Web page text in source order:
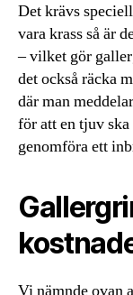
Det krävs
vara krass så är
– vilket gör
det också räcka
där man
för att en tjuv
genomföra ett